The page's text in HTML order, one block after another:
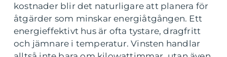
kostnader blir det naturligare att planera för
åtgärder som minskar energiåtgången. Ett
energieffektivt hus är ofta tystare, dragfritt
och jämnare i temperatur. Vinsten handlar